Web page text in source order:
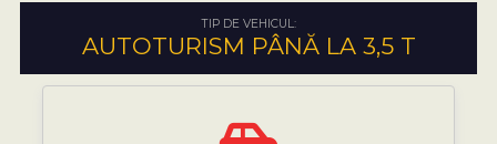
TIP DE VEHICUL:
AUTOTURISM PÂNĂ LA 3,5 T